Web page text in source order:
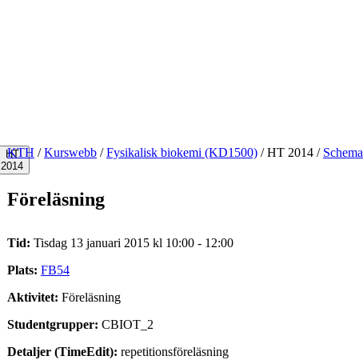
HT
2014
KTH / Kurswebb / Fysikalisk biokemi (KD1500) /HT 2014 / Schema
Föreläsning
Tid: Tisdag 13 januari 2015 kl 10:00 - 12:00
Plats: FB54
Aktivitet: Föreläsning
Studentgrupper: CBIOT_2
Detaljer (TimeEdit): repetitionsföreläsning